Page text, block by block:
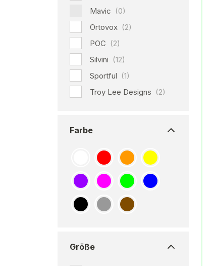
Mavic (0)
Ortovox (2)
POC (2)
Silvini (12)
Sportful (1)
Troy Lee Designs (2)
Farbe
Größe